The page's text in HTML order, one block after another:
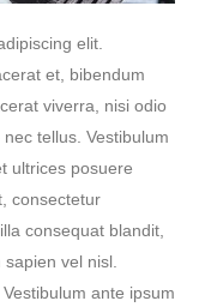
elit.
et, bibendum
viverra, nisi odio
tellus. Vestibulum
ultrices posuere
consectetur
consequat blandit,
vel nisl.
ante ipsum